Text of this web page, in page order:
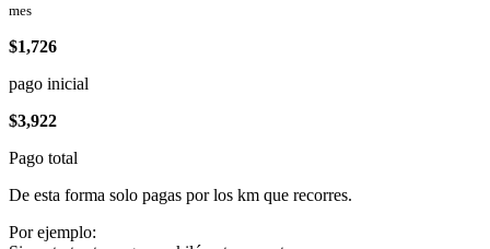
mes
$1,726
pago inicial
$3,922
Pago total
De esta forma solo pagas por los km que recorres.
Por ejemplo: